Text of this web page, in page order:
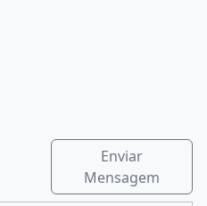
Enviar
Mensagem